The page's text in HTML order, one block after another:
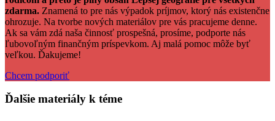
zdarma. Znamená to pre nás výpadok príjmov, ktorý nás existenčne
ohrozuje. Na tvorbe nových materiálov pre vás pracujeme denne.
Ak sa vám zdá naša činnosť prospešná, prosíme, podporte nás
ľubovoľným finančným príspevkom. Aj malá pomoc môže byť
veľkou. Ďakujeme!
Chcem podporiť
Ďalšie materiály k téme